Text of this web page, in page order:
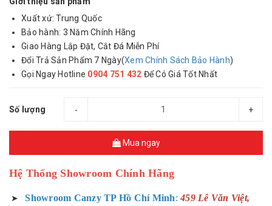
Xuất xứ: Trung Quốc
Bảo hành: 3 Năm Chính Hãng
Giao Hàng Lắp Đặt, Cắt Đá Miễn Phí
Đổi Trả Sản Phẩm 7 Ngày(Xem Chính Sách Bảo Hành)
Gọi Ngay Hotline 0904 751 432 Để Có Giá Tốt Nhất
Số lượng - +
Mua ngay
Hệ Thống Showroom Chính Hãng
➤ Showroom Canzy TP Hồ Chí Minh: 459 Lê Văn Việt,